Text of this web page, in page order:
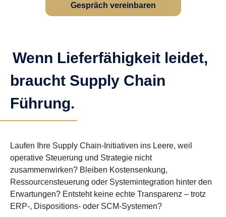
Gespräch vereinbaren
Wenn Lieferfähigkeit leidet,
braucht Supply Chain
Führung.
Laufen Ihre Supply Chain-Initiativen ins Leere, weil
operative Steuerung und Strategie nicht
zusammenwirken? Bleiben Kostensenkung,
Ressourcensteuerung oder Systemintegration hinter den
Erwartungen? Entsteht keine echte Transparenz – trotz
ERP-, Dispositions- oder SCM-Systemen?